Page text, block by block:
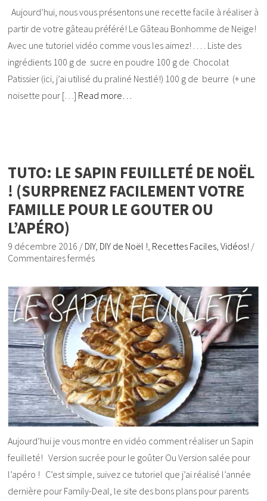
Aujourd’hui, nous vous présentons une recette facile à réaliser à
partir de votre gâteau préféré! Le Gâteau Bonhomme de Neige!
Avec une tutoriel vidéo comme vous les aimez! . . . . Liste des
ingrédients 100 g de sucre en poudre 100 g de Chocolat
Patissier (ici, j’ai utilisé du praliné Nestlé!) 100 g de beurre (+ une
noisette pour […] Read more…
TUTO: LE SAPIN FEUILLETÉ DE NOËL
! (SURPRENEZ FACILEMENT VOTRE
FAMILLE POUR LE GOUTER OU
L’APÉRO)
9 décembre 2016 / DIY, DIY de Noël ! Recettes Faciles ,Vidéos! /
Commentaires fermés
Aujourd’hui je vous montre en vidéo comment réaliser un Sapin
feuilleté! Version sucrée pour le goûter Ou Version salée pour
l’apéro ! C’est simple, suivez ce tutoriel que j’ai réalisé l’année
dernière pour Family-Deal, le site des bons plans pour parents